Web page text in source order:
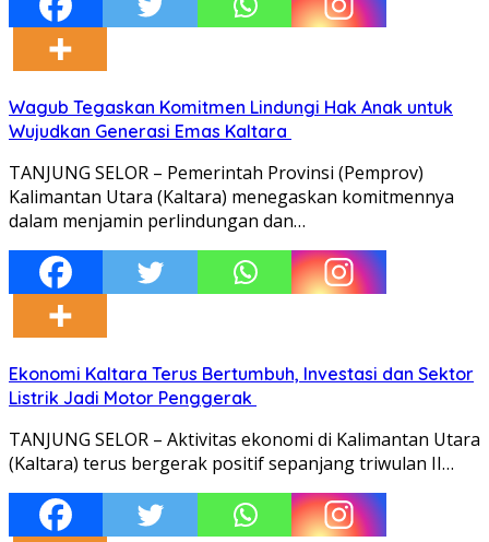
Wagub Tegaskan Komitmen Lindungi Hak Anak untuk
Wujudkan Generasi Emas Kaltara
TANJUNG SELOR – Pemerintah Provinsi (Pemprov)
Kalimantan Utara (Kaltara) menegaskan komitmennya
dalam menjamin perlindungan dan…
Ekonomi Kaltara Terus Bertumbuh, Investasi dan Sektor
Listrik Jadi Motor Penggerak
TANJUNG SELOR – Aktivitas ekonomi di Kalimantan Utara
(Kaltara) terus bergerak positif sepanjang triwulan II…